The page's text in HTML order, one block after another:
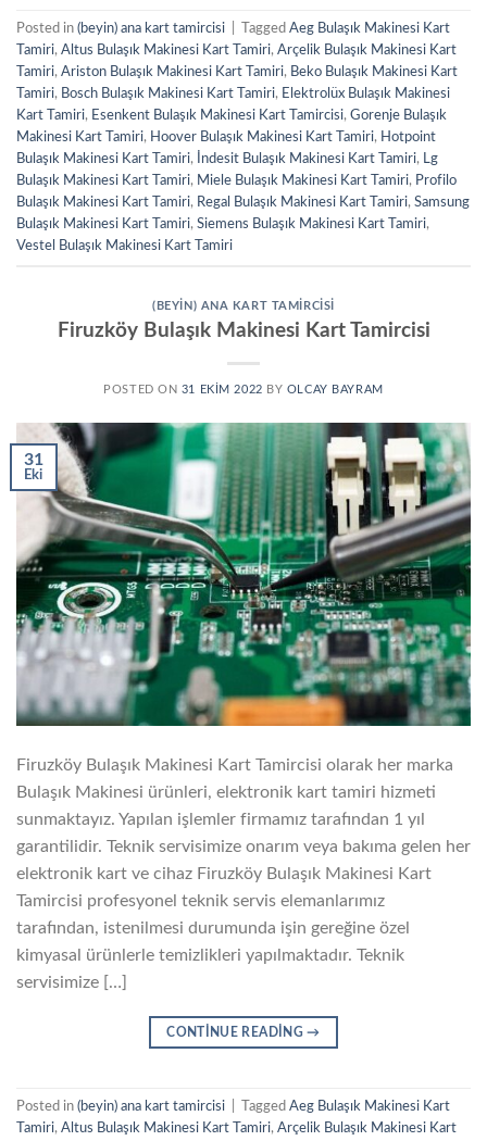
Posted in (beyin) ana kart tamircisi Tagged Aeg Bulaşık Makinesi Kart
Tamiri, Altus Bulaşık Makinesi Kart Tamiri, Arçelik Bulaşık Makinesi Kart
Tamiri, Ariston Bulaşık Makinesi Kart Tamiri, Beko Bulaşık Makinesi Kart
Tamiri, Bosch Bulaşık Makinesi Kart Tamiri, Elektrolüx Bulaşık Makinesi
Kart Tamiri, Esenkent Bulaşık Makinesi Kart Tamircisi, Gorenje Bulaşık
Makinesi Kart Tamiri, Hoover Bulaşık Makinesi Kart Tamiri, Hotpoint
Bulaşık Makinesi Kart Tamiri, İndesit Bulaşık Makinesi Kart Tamiri,
Lg
Bulaşık Makinesi Kart Tamiri, Miele Bulaşık Makinesi Kart Tamiri, Profilo
Bulaşık Makinesi Kart Tamiri, Regal Bulaşık Makinesi Kart Tamiri, Samsung
Bulaşık Makinesi Kart Tamiri, Siemens Bulaşık Makinesi Kart Tamiri,
Vestel Bulaşık Makinesi Kart Tamiri
(BEYIN) ANA KART TAMIRCISI
Firuzköy Bulaşık Makinesi Kart Tamircisi
POSTED ON 31 EKIM 2022 BY OLCAY BAYRAM
31
Eki
Firuzköy Bulaşık Makinesi Kart Tamircisi olarak her marka
Bulaşık Makinesi ürünleri, elektronik kart tamiri hizmeti
sunmaktayız. Yapılan işlemler firmamız tarafından 1 yıl
garantilidir. Teknik servisimize onarım veya bakıma gelen her
elektronik kart ve cihaz Firuzköy Bulaşık Makinesi Kart
Tamircisi profesyonel teknik servis elemanlarımız
tarafından, istenilmesi durumunda işin gereğine özel
kimyasal ürünlerle temizlikleri yapılmaktadır. Teknik
servisimize […]
CONTINUE READING→
Posted in (beyin) ana kart tamircisi Tagged Aeg Bulaşık Makinesi Kart
Tamiri, Altus Bulaşık Makinesi Kart Tamiri, Arçelik Bulaşık Makinesi Kart